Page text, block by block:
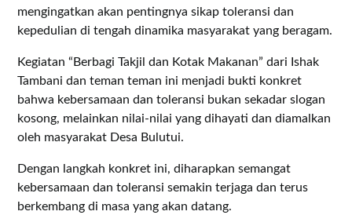
mengingatkan akan pentingnya sikap toleransi dan
kepedulian di tengah dinamika masyarakat yang beragam.
Kegiatan “Berbagi Takjil dan Kotak Makanan” dari Ishak
Tambani dan teman teman ini menjadi bukti konkret
bahwa kebersamaan dan toleransi bukan sekadar slogan
kosong, melainkan nilai-nilai yang dihayati dan diamalkan
oleh masyarakat Desa Bulutui.
Dengan langkah konkret ini, diharapkan semangat
kebersamaan dan toleransi semakin terjaga dan terus
berkembang di masa yang akan datang.